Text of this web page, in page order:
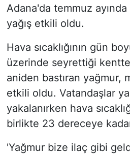
Adana'da temmuz
yağış etkili oldu.
Hava sıcaklığının gün
üzerinde seyrettiği
aniden bastıran yağmur,
etkili oldu. Vatandaşlar
yakalanırken hava
birlikte 23 dereceye
'Yağmur bize ilaç gibi